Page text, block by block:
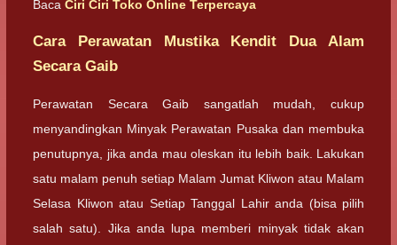
Baca Ciri Ciri Toko Online Terpercaya
Cara Perawatan Mustika Kendit Dua Alam
Secara Gaib
Perawatan Secara Gaib sangatlah mudah, cukup
menyandingkan Minyak Perawatan Pusaka dan membuka
penutupnya, jika anda mau oleskan itu lebih baik. Lakukan
satu malam penuh setiap Malam Jumat Kliwon atau Malam
Selasa Kliwon atau Setiap Tanggal Lahir anda (bisa pilih
salah satu). Jika anda lupa memberi minyak tidak akan